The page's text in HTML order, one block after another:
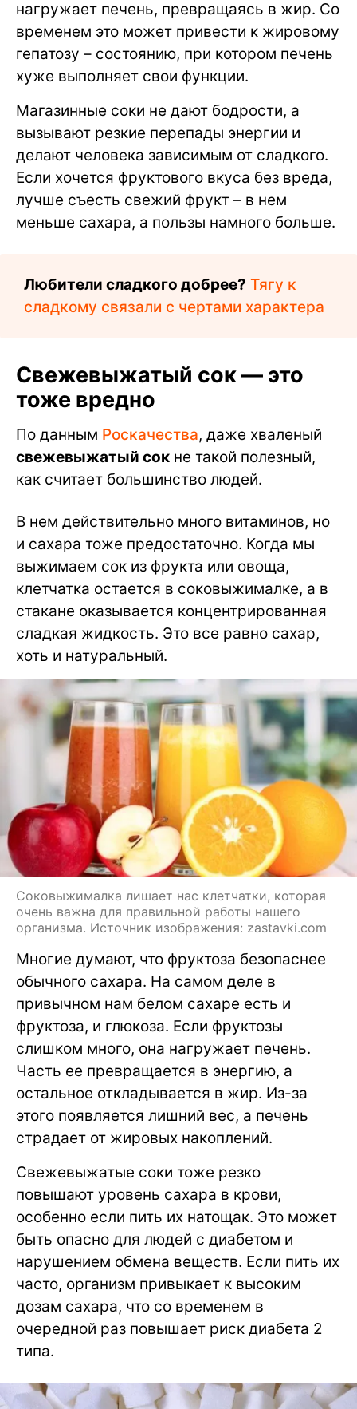
нагружает печень, превращаясь в жир. Со
временем это может привести к жировому
гепатозу – состоянию, при котором печень
хуже выполняет свои функции.
Магазинные соки не дают бодрости, а
вызывают резкие перепады энергии и
делают человека зависимым от сладкого.
Если хочется фруктового вкуса без вреда,
лучше съесть свежий фрукт – в нем
меньше сахара, а пользы намного больше.
Любители сладкого добрее? Тягу к
сладкому связали с чертами характера
Свежевыжатый сок — это
тоже вредно
По данным Роскачества, даже хваленый
свежевыжатый сок не такой полезный,
как считает большинство людей.
В нем действительно много витаминов, но
и сахара тоже предостаточно. Когда мы
выжимаем сок из фрукта или овоща,
клетчатка остается в соковыжималке, а в
стакане оказывается концентрированная
сладкая жидкость. Это все равно сахар,
хоть и натуральный.
Соковыжималка лишает нас клетчатки, которая
очень важна для правильной работы нашего
организма. Источник изображения: zastavki.com
Многие думают, что фруктоза безопаснее
обычного сахара. На самом деле в
привычном нам белом сахаре есть и
фруктоза, и глюкоза. Если фруктозы
слишком много, она нагружает печень.
Часть ее превращается в энергию, а
остальное откладывается в жир. Из-за
этого появляется лишний вес, а печень
страдает от жировых накоплений.
Свежевыжатые соки тоже резко
повышают уровень сахара в крови,
особенно если пить их натощак. Это может
быть опасно для людей с диабетом и
нарушением обмена веществ. Если пить их
часто, организм привыкает к высоким
дозам сахара, что со временем в
очередной раз повышает риск диабета 2
типа.